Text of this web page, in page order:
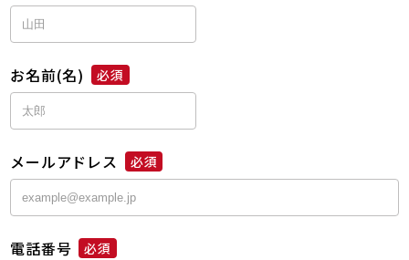
お名前(名) 必須
メールアドレス 必須
電話番号 必須